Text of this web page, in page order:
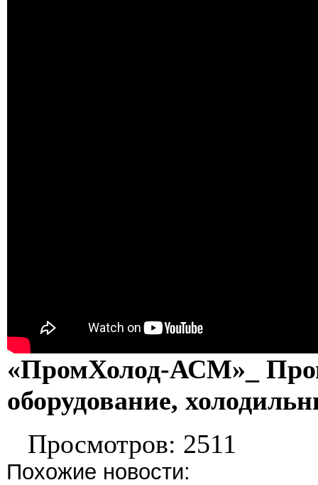
«ПромХолод-АСМ»_
оборудование,
Просмотров: 2511
Похожие новости: